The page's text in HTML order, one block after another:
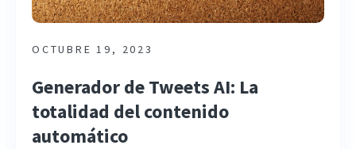
OCTUBRE 19, 2023
Generador de Tweets AI: La
totalidad del contenido
automático